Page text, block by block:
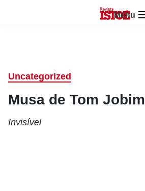
Menu
Uncategorized
Musa de Tom Jobim
Invisível